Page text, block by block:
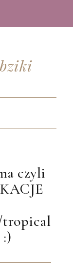
czyli